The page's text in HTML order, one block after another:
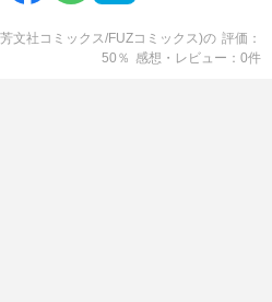
文社コミックス/FUZコミックス)の 評価
50 ％ 感想・レビュー 0件